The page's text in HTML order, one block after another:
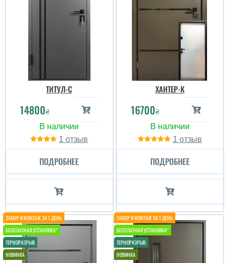
ТИТУЛ-C
14800₴
1
ПОДРОБНЕЕ
ХАНТЕР-К
16700₴
1
ПОДРОБНЕЕ